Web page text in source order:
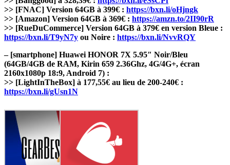
>> [FNAC] Version 64GB à 399€ : https://bxn.li/oHjngk
>> [Amazon] Version 64GB à 369€ : https://amzn.to/2II90rR
>> [RueDuCommerce] Version 64GB à 379€ en version Bleue :
https://bxn.li/T9yN7y ou Noire : https://bxn.li/NvvRQY
– [smartphone] Huawei HONOR 7X 5.95″ Noir/Bleu
(64GB/4GB de RAM, Kirin 659 2.36Ghz, 4G/4G+, écran
2160x1080p 18:9, Android 7) :
>> [LightInTheBox] à 177,55€ au lieu de 200-240€ :
https://bxn.li/gUsn1N